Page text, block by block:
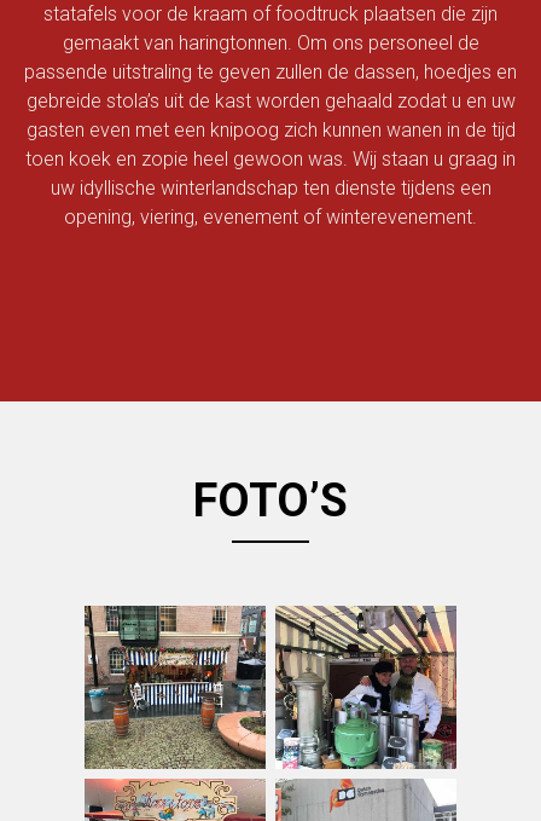
statafels voor de kraam of foodtruck plaatsen die zijn
gemaakt van haringtonnen. Om ons personeel de
passende uitstraling te geven zullen de dassen, hoedjes en
gebreide stola’s uit de kast worden gehaald zodat u en uw
gasten even met een knipoog zich kunnen wanen in de tijd
toen koek en zopie heel gewoon was. Wij staan u graag in
uw idyllische winterlandschap ten dienste tijdens een
opening, viering, evenement of winterevenement.
FOTO’S